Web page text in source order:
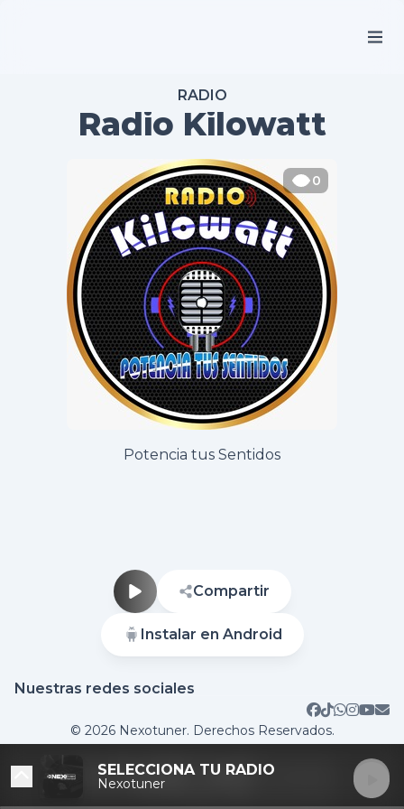
RADIO
Radio Kilowatt
0
Potencia tus Sentidos
Compartir
Instalar en Android
Nuestras redes sociales
DESTACADAS
© 2026 Nexotuner. Derechos Reservados.
SELECCIONA TU RADIO
Nexotuner